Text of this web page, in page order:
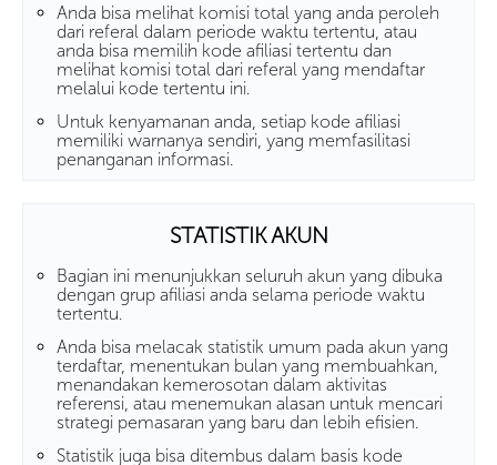
Anda bisa melihat komisi total yang anda peroleh
dari referal dalam periode waktu tertentu, atau
anda bisa memilih kode afiliasi tertentu dan
melihat komisi total dari referal yang mendaftar
melalui kode tertentu ini.
Untuk kenyamanan anda, setiap kode afiliasi
memiliki warnanya sendiri, yang memfasilitasi
penanganan informasi.
STATISTIK AKUN
Bagian ini menunjukkan seluruh akun yang dibuka
dengan grup afiliasi anda selama periode waktu
tertentu.
Anda bisa melacak statistik umum pada akun yang
terdaftar, menentukan bulan yang membuahkan,
menandakan kemerosotan dalam aktivitas
referensi, atau menemukan alasan untuk mencari
strategi pemasaran yang baru dan lebih efisien.
Statistik juga bisa ditembus dalam basis kode